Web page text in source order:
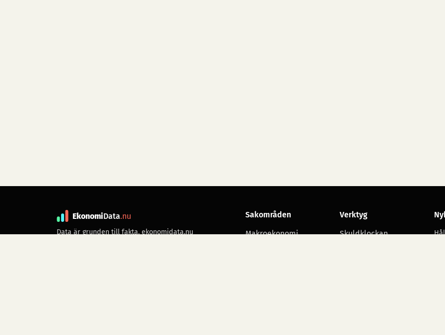
EkonomiData.nu
Data är grunden till fakta. ekonomidata.nu
Sakområden
Makroekonomi
Verktyg
Skuldklockan